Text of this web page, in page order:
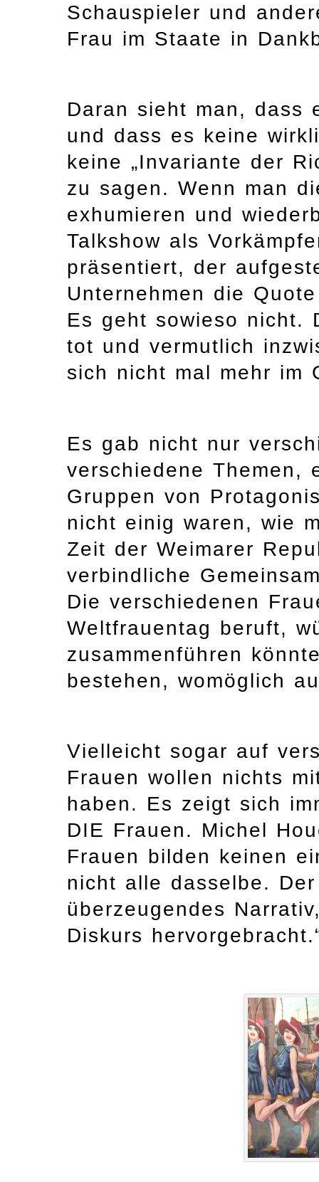
Schauspieler und
Frau im Staate in
Daran sieht man, dass
und dass es keine
keine „Invariante der
zu sagen. Wenn man
exhumieren und
Talkshow als
präsentiert, der
Unternehmen die
Es geht sowieso nicht.
tot und vermutlich
sich nicht mal mehr im
Es gab nicht nur
verschiedene Themen,
Gruppen von
nicht einig waren, wie
Zeit der Weimarer
verbindliche
Die verschiedenen
Weltfrauentag beruft,
zusammenführen
bestehen, womöglich
Vielleicht sogar auf
Frauen wollen nichts
haben. Es zeigt sich
DIE Frauen. Michel
Frauen bilden keinen
nicht alle dasselbe.
überzeugendes
Diskurs